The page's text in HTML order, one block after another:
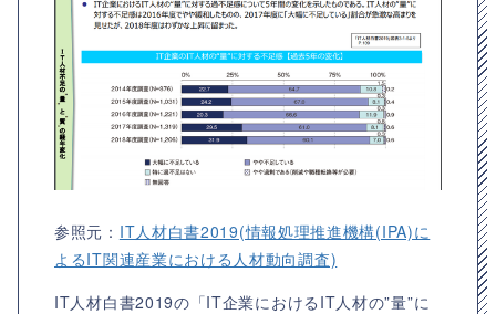
参照元： IT人材白書2019(情報処理推進機構(IPA)に
よるIT関連産業における人材動向調査)
IT人材白書2019の「IT企業におけるIT人材の”量”に